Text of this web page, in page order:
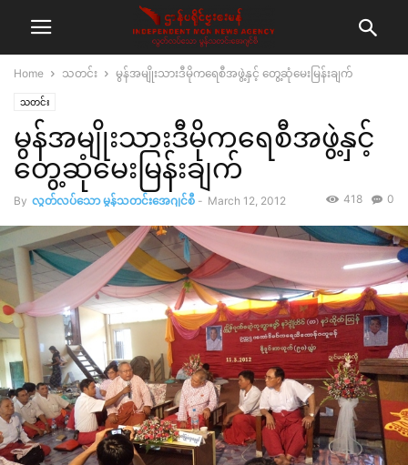
Home သတင်း မွန်အမျိုးသားဒီမိုကရေစီအဖွဲ့နှင့် တွေ့ဆုံမေးမြန်းချက်
သတင်း
မွန်အမျိုးသားဒီမိုကရေစီအဖွဲ့နှင့်
တွေ့ဆုံမေးမြန်းချက်
By လွတ်လပ်သော မွန်သတင်းအေဂျင်စီ - March 12, 2012 0
418